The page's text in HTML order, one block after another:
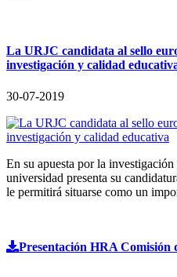
La URJC candidata al sello
investigación y calidad
30-07-2019
En su apuesta por la
universidad presenta su
le permitirá situarse como un
Presentación HRA Comisión